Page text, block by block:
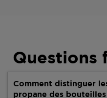
Questions
Comment distinguer
propane des